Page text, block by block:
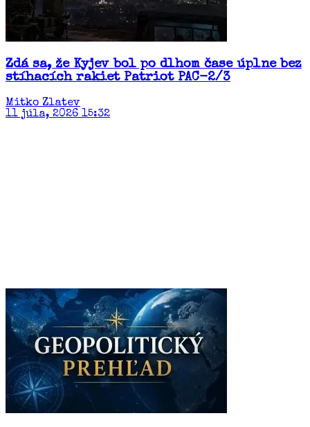
Zdá sa, že Kyjev bol po dlhom čase úplne bez
stíhacích rakiet Patriot PAC-2/3
Mitko Zlatev
11 júla, 2026 15:32